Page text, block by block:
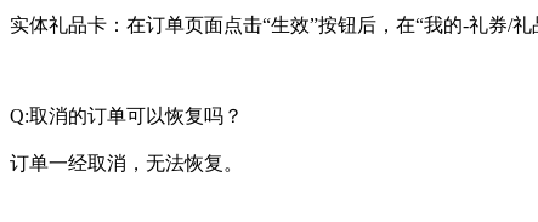
实体礼品卡：在订单页面点击“生效”按钮后，在“我的-礼券/
Q:取消的订单可以恢复吗？
订单一经取消，无法恢复。